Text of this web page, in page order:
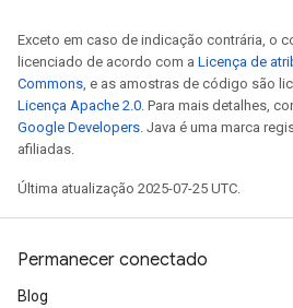
Exceto em caso de indicação contrária, o
licenciado de acordo com a Licença de
Commons, e as amostras de código são
Licença Apache 2.0. Para mais detalhes,
Google Developers. Java é uma marca
afiliadas.
Última atualização 2025-07-25 UTC.
Permanecer conectado
Blog